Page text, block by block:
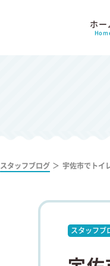
ホ
スタッフブログ 宇佐市でトイ
スタッフブ